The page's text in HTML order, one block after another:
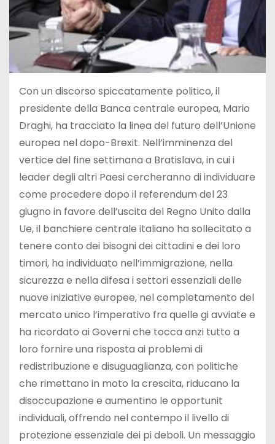
Con un discorso spiccatamente politico, il
presidente della Banca centrale europea, Mario
Draghi, ha tracciato la linea del futuro dell’Unione
europea nel dopo-Brexit. Nell’imminenza del
vertice del fine settimana a Bratislava, in cui i
leader degli altri Paesi cercheranno di individuare
come procedere dopo il referendum del 23
giugno in favore dell’uscita del Regno Unito dalla
Ue, il banchiere centrale italiano ha sollecitato a
tenere conto dei bisogni dei cittadini e dei loro
timori, ha individuato nell’immigrazione, nella
sicurezza e nella difesa i settori essenziali delle
nuove iniziative europee, nel completamento del
mercato unico l’imperativo fra quelle gi avviate e
ha ricordato ai Governi che tocca anzi tutto a
loro fornire una risposta ai problemi di
redistribuzione e disuguaglianza, con politiche
che rimettano in moto la crescita, riducano la
disoccupazione e aumentino le opportunit
individuali, offrendo nel contempo il livello di
protezione essenziale dei pi deboli. Un messaggio